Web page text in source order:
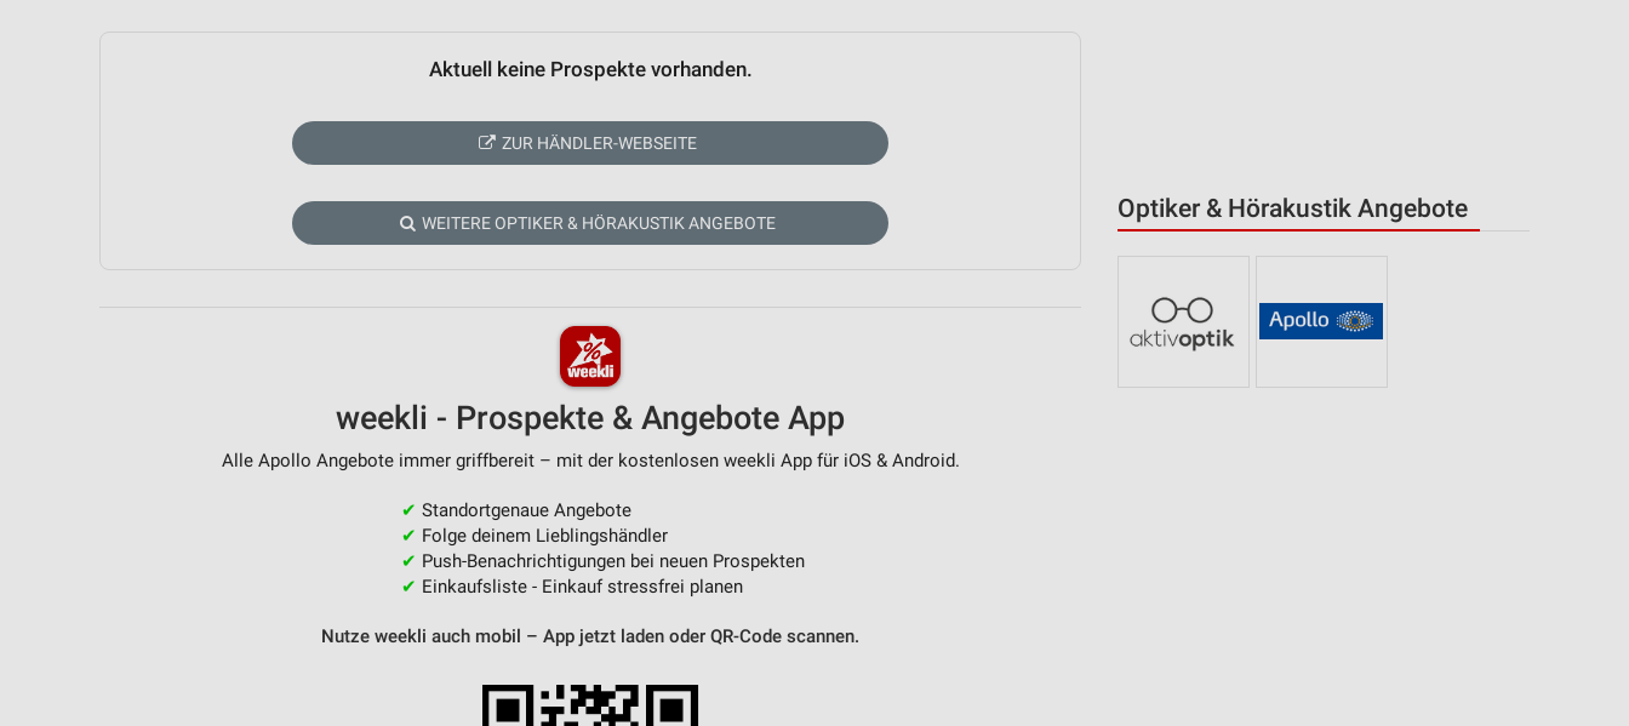
Optiker & Hörakustik Angebote
Aktuell keine Prospekte vorhanden.
ZUR HÄNDLER-WEBSEITE
WEITERE OPTIKER & HÖRAKUSTIK ANGEBOTE
weekli - Prospekte & Angebote App
Alle Apollo Angebote immer griffbereit – mit der kostenlosen weekli App für iOS & Android.
✔ Standortgenaue Angebote
✔ Folge deinem Lieblingshändler
✔ Push-Benachrichtigungen bei neuen Prospekten
✔ Einkaufsliste - Einkauf stressfrei planen
Nutze weekli auch mobil – App jetzt laden oder QR-Code scannen.